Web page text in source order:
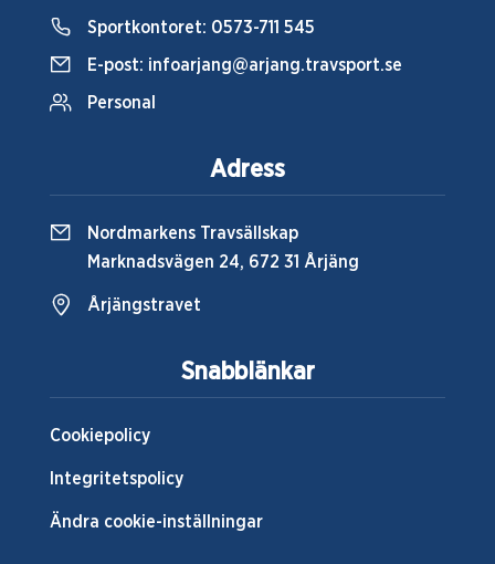
Snabblänkar
Cookiepolicy
Integritetspolicy
Ändra cookie-inställningar
Sportkontoret: 0573-711 545
E-post: infoarjang@arjang.travsport.se
Personal
Adress
Nordmarkens Travsällskap
Marknadsvägen 24, 672 31 Årjäng
Årjängstravet